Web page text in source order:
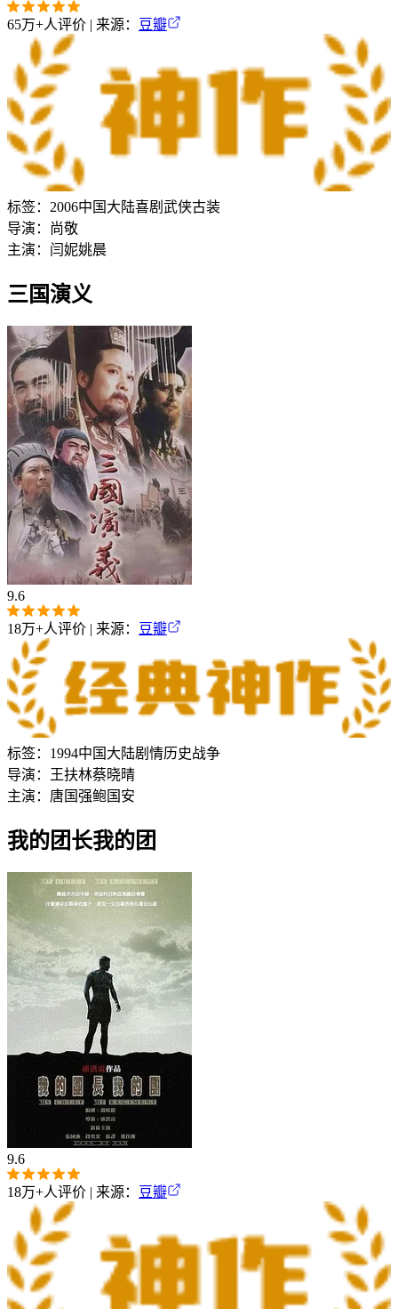
65万+人评价 | 来源： 豆瓣
标签： 2006中国大陆喜剧 武侠古装
导演：
尚敬
主演： 闫妮姚晨
三国演义
9.6
18万+人评价 | 来源： 豆瓣
标签： 1994中国大陆剧情历史战争
导演：
王扶林蔡晓晴
主演： 唐国强鲍国安
我的团长我的团
9.6
18万+人评价 | 来源： 豆瓣